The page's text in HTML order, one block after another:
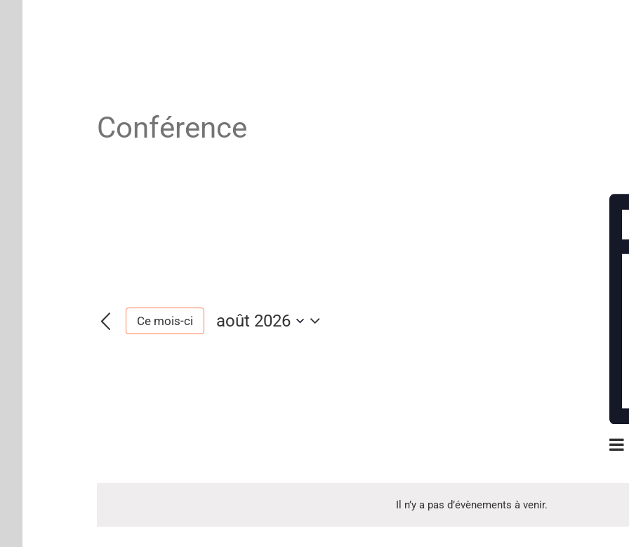
Il n’y a pas d’évènements à venir.
Conférence
Ce mois-ci
août 2026